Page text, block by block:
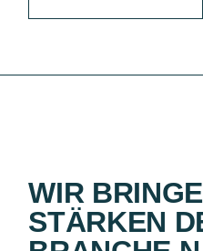
WIR
STÄRKEN